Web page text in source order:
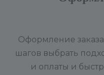
Оформление заказа
шагов выбрать
и оплаты и